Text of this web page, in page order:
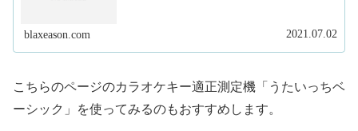
blaxeason.com 2021.07.02
こちらのページのカラオケキー適正測定機「うたいっちベ
ーシック」を使ってみるのもおすすめします。